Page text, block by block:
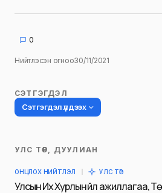
0
Нийтлэсэн огноо30/11/2021
СЭТГЭГДЭЛ
Сэтгэгдэл үлдээх
Таны имэйл хаягийг нийтлэхгүй.
УЛС ТӨР, ДУУЛИАН
ОНЦЛОХ НИЙТЛЭЛ УЛС ТӨР
Улсын Их Хурлын үйл ажиллагаа,